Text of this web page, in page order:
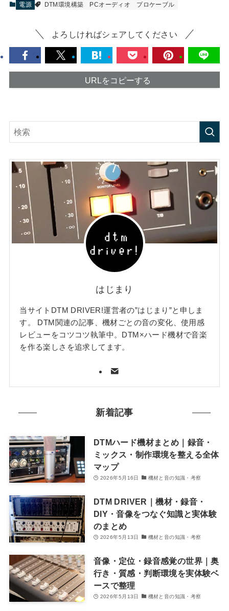
電源 DTM環境構築 PCオーディオ プロケーブル
よろしければシェアしてください
URLをコピーする
はじまり
当サイトDTM DRIVER!運営者の”はじまり”と申しま
す。 DTM関連の記事、機材ごとの音の変化、使用感
レビューをコツコツ執筆中。DTM×ハード機材で音楽
を作る楽しさを追求してます。
新着記事
DTMハード機材まとめ｜録音・
ミックス・制作環境を整える全体
マップ
2026年5月16日 機材と音の知識・考察
DTM DRIVER｜機材・録音・
DIY・音像をつなぐ知識と実体験
のまとめ
2026年5月13日 機材と音の知識・考察
音像・定位・録音感覚の世界｜奥
行き・質感・判断環境を実体験ベ
ースで整理
2026年5月13日 機材と音の知識・考察